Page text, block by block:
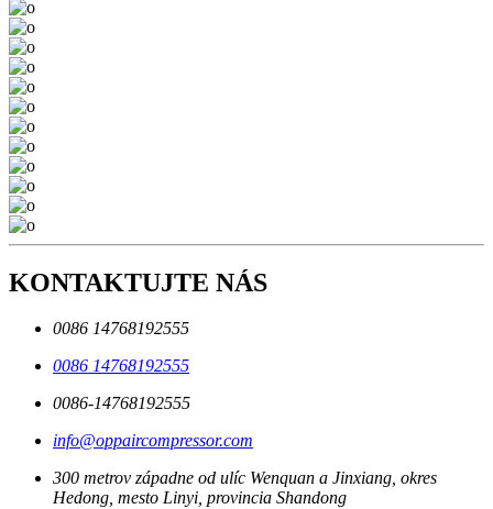
KONTAKTUJTE NÁS
0086 14768192555
0086 14768192555
0086-14768192555
info@oppaircompressor.com
300 metrov západne od ulíc Wenquan a Jinxiang, okres
Hedong, mesto Linyi, provincia Shandong